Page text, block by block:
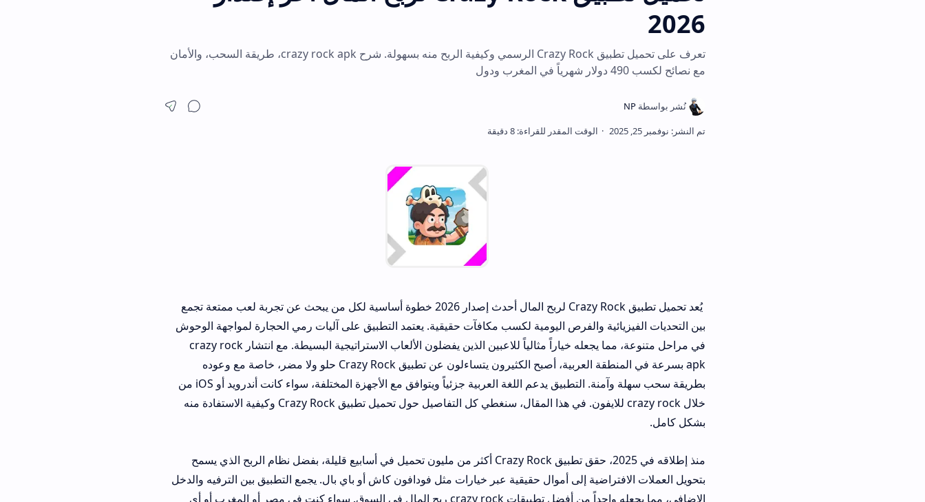
تعرف على تحميل تطبيق Crazy Rock الرسمي وكيفية الربح منه بسهولة. شرح crazy rock apk، طريقة السحب، والأمان
يُعد تحميل تطبيق Crazy Rock لربح المال أحدث إصدار 2026 خطوة أساسية لكل من يبحث عن تجربة لعب ممتعة تجمع
بين التحديات الفيزيائية والفرص اليومية لكسب مكافآت حقيقية. يعتمد التطبيق على آليات رمي الحجارة لمواجهة الوحوش
في مراحل متنوعة، مما يجعله خياراً مثالياً للاعبين الذين يفضلون الألعاب الاستراتيجية البسيطة. مع انتشار crazy rock
apk بسرعة في المنطقة العربية، أصبح الكثيرون يتساءلون عن تطبيق Crazy Rock حلو ولا مضر، خاصة مع وعوده
بطريقة سحب سهلة وآمنة. التطبيق يدعم اللغة العربية جزئياً ويتوافق مع الأجهزة المختلفة، سواء كانت أندرويد أو iOS من
خلال crazy rock للايفون. في هذا المقال، سنغطي كل التفاصيل حول تحميل تطبيق Crazy Rock وكيفية الاستفادة منه
منذ إطلاقه في 2025، حقق تطبيق Crazy Rock أكثر من مليون تحميل في أسابيع قليلة، بفضل نظام الربح الذي يسمح
بتحويل العملات الافتراضية إلى أموال حقيقية عبر خيارات مثل فودافون كاش أو باي بال. يجمع التطبيق بين الترفيه والدخل
الإضافي، مما يجعله واحداً من أفضل تطبيقات crazy rock ربح المال في السوق. سواء كنت في مصر أو المغرب أو أي